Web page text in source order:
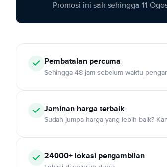
Promosi ini sah sehingga 11
Pembatalan percuma
Sehingga 48 jam sebelum waktu
Jaminan harga terbaik
Sudah jumpa harga yang lebih baik?
24000+ lokasi pengambilan